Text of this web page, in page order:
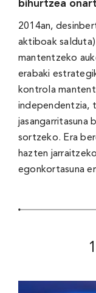
bihurtzea
2014an,
aktiboak
mantentzeko
erabaki
kontrola
independentzia,
jasangarritasuna
sortzeko. Era
hazten
egonkortasuna